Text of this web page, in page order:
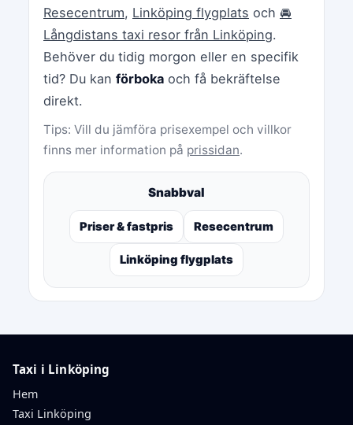
Resecentrum, Linköping flygplats och 🚘
Långdistans taxi resor från Linköping.
Behöver du tidig morgon eller en specifik
tid? Du kan förboka och få bekräftelse
direkt.
Tips: Vill du jämföra prisexempel och villkor
finns mer information på prissidan.
Snabbval
Priser & fastpris Resecentrum
Linköping flygplats
Taxi i Linköping
Hem
Taxi Linköping